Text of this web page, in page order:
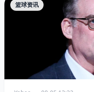
篮球资讯